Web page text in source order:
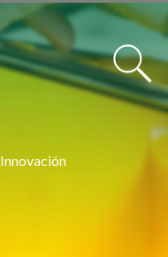
Innovación